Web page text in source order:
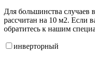
Для большинства случаев
рассчитан на 10 м2. Если
обратитесь к нашим
инверторный